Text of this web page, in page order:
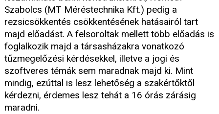
Szabolcs (MT Méréstechnika Kft.) pedig a
rezsicsökkentés csökkentésének hatásairól tart
majd előadást. A felsoroltak mellett több előadás is
foglalkozik majd a társasházakra vonatkozó
tűzmegelőzési kérdésekkel, illetve a jogi és
szoftveres témák sem maradnak majd ki. Mint
mindig, ezúttal is lesz lehetőség a szakértőktől
kérdezni, érdemes lesz tehát a 16 órás zárásig
maradni.